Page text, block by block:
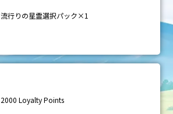
流行りの星霊選択パック×1
2000 Loyalty Points